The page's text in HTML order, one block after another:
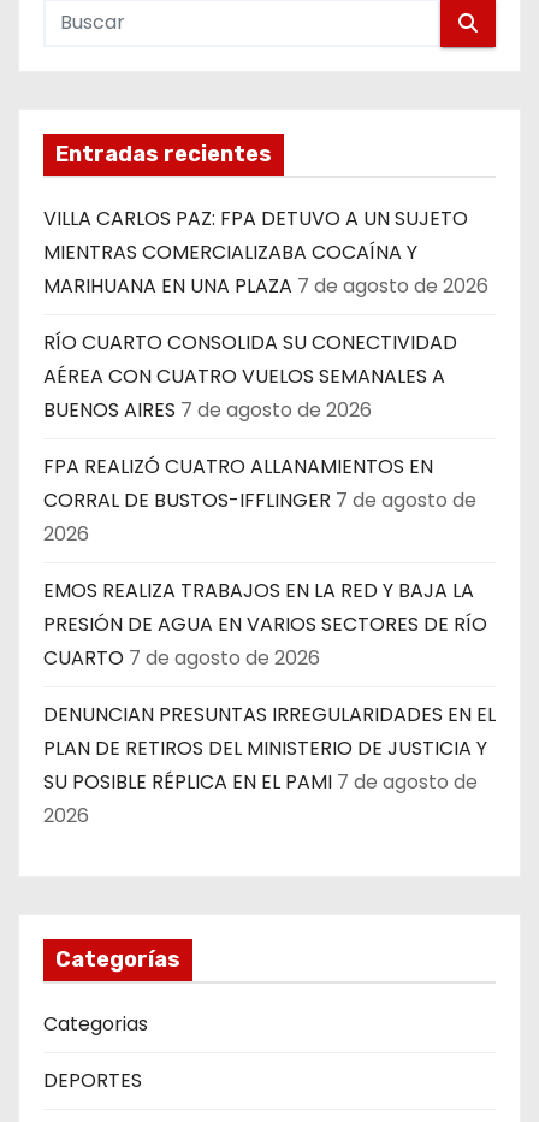
Entradas recientes
VILLA CARLOS PAZ: FPA DETUVO A UN SUJETO
MIENTRAS COMERCIALIZABA COCAÍNA Y
MARIHUANA EN UNA PLAZA 7 de agosto de 2026
RÍO CUARTO CONSOLIDA SU CONECTIVIDAD
AÉREA CON CUATRO VUELOS SEMANALES A
BUENOS AIRES 7 de agosto de 2026
FPA REALIZÓ CUATRO ALLANAMIENTOS EN
CORRAL DE BUSTOS-IFFLINGER 7 de agosto de
2026
EMOS REALIZA TRABAJOS EN LA RED Y BAJA LA
PRESIÓN DE AGUA EN VARIOS SECTORES DE RÍO
CUARTO 7 de agosto de 2026
DENUNCIAN PRESUNTAS IRREGULARIDADES EN EL
PLAN DE RETIROS DEL MINISTERIO DE JUSTICIA Y
SU POSIBLE RÉPLICA EN EL PAMI 7 de agosto de
2026
Categorías
Categorias
DEPORTES